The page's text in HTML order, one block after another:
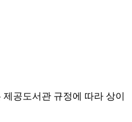
공도서관 규정에 따라 상이